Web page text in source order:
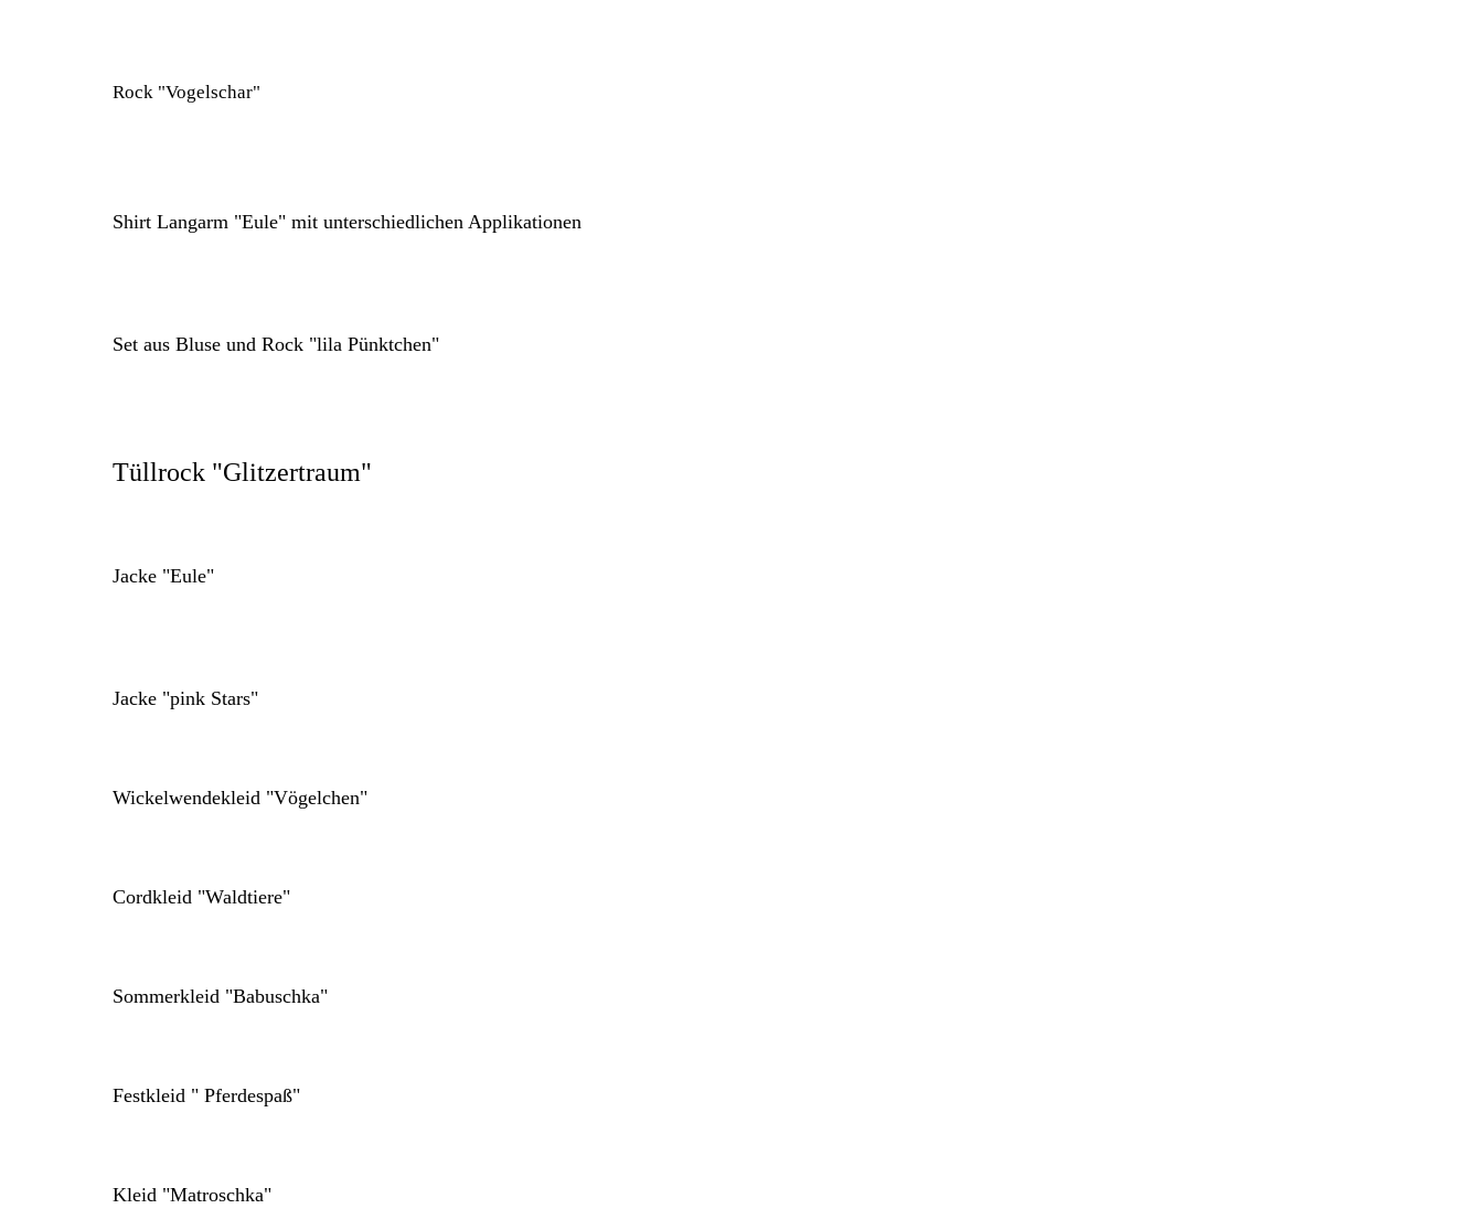
Rock "Vogelschar"
Shirt Langarm "Eule" mit unterschiedlichen Applikationen
Set aus Bluse und Rock "lila Pünktchen"
Tüllrock "Glitzertraum"
Jacke "Eule"
Jacke "pink Stars"
Wickelwendekleid "Vögelchen"
Cordkleid "Waldtiere"
Sommerkleid "Babuschka"
Festkleid " Pferdespaß"
Kleid "Matroschka"